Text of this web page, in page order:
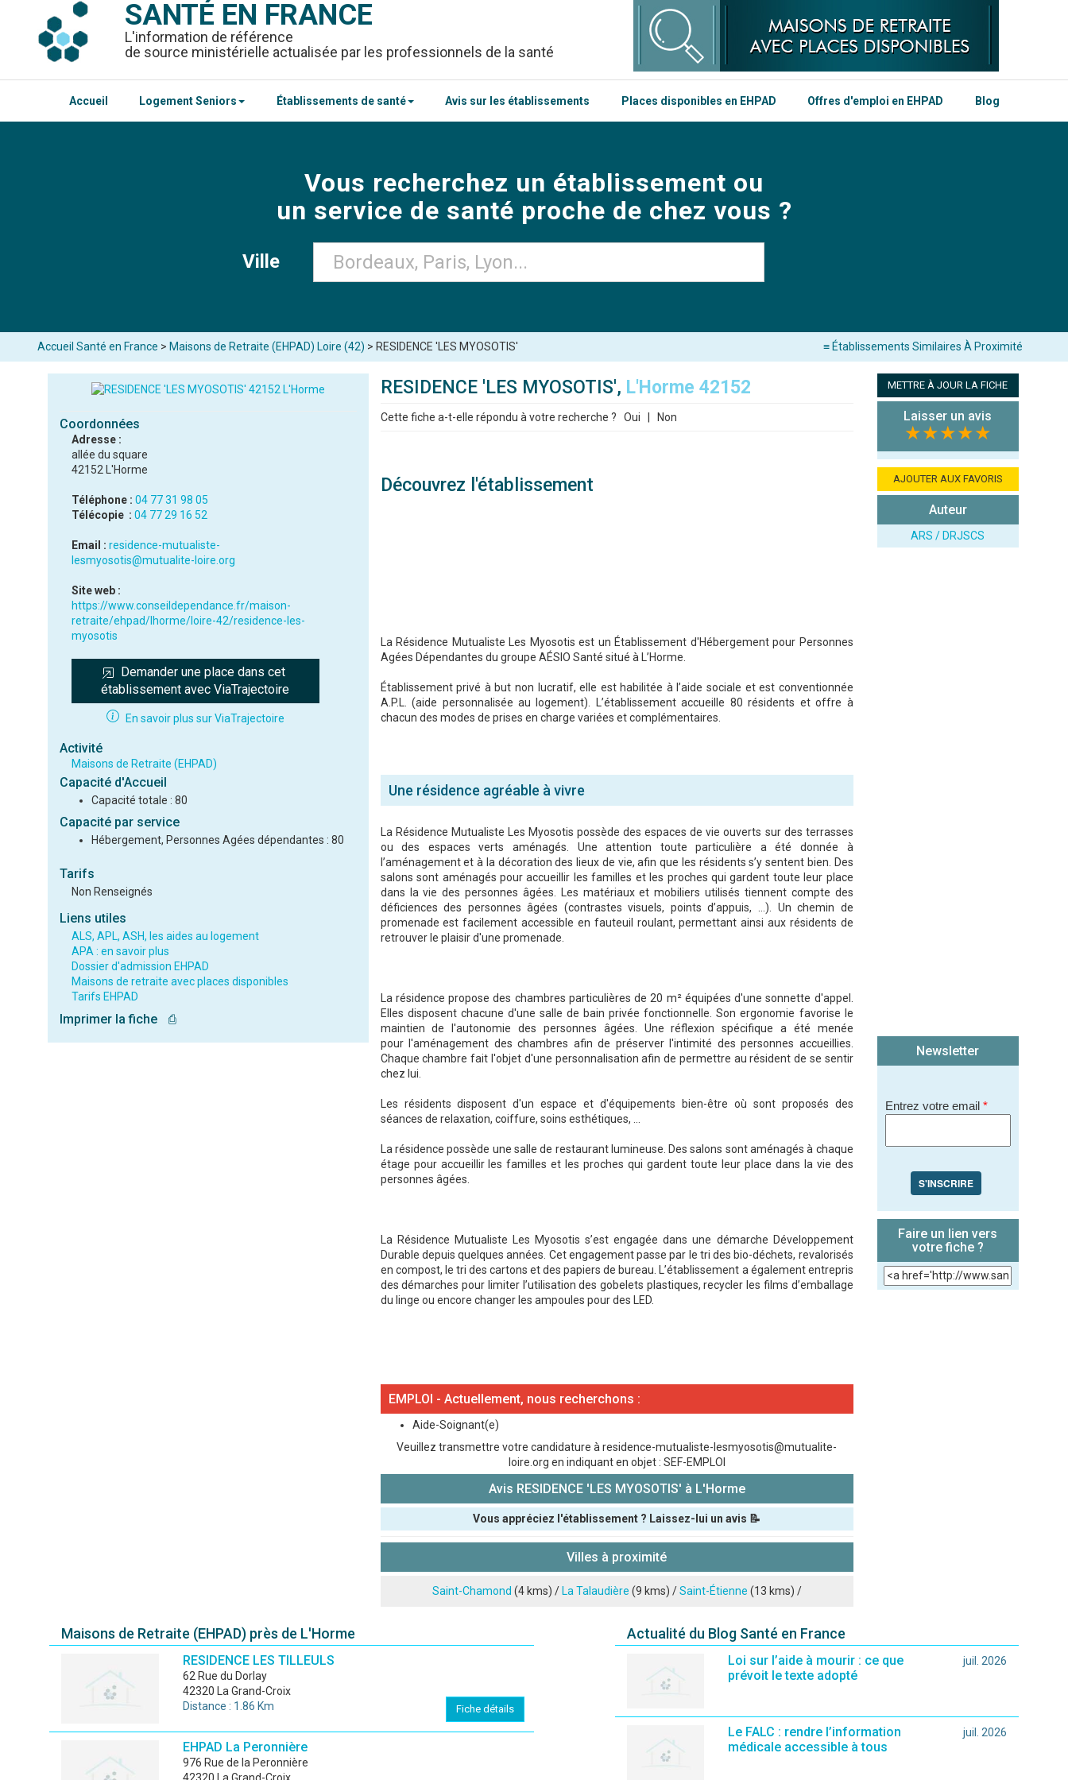
SANTÉ EN FRANCE
L'information de référence
de source ministérielle actualisée par les professionnels de la santé
Accueil Logement Seniors Établissements de santé Avis sur les établissements Places disponibles en EHPAD Offres d'emploi en EHPAD Blog
Vous recherchez un établissement ou
un service de santé proche de chez vous ?
Ville
≡ Établissements Similaires À Proximité
Accueil Santé en France > Maisons de Retraite (EHPAD) Loire (42) > RESIDENCE 'LES MYOSOTIS'
Coordonnées
Adresse :
allée du square
42152 L'Horme
Téléphone : 04 77 31 98 05
Télécopie : 04 77 29 16 52
Email : residence-mutualiste-
lesmyosotis@mutualite-loire.org
Site web :
https://www.conseildependance.fr/maison-
retraite/ehpad/lhorme/loire-42/residence-les-
myosotis
Demander une place dans cet
établissement avec ViaTrajectoire
En savoir plus sur ViaTrajectoire
Activité
Maisons de Retraite (EHPAD)
Capacité d'Accueil
Capacité totale : 80
Capacité par service
Hébergement, Personnes Agées dépendantes : 80
Tarifs
Non Renseignés
Liens utiles
ALS, APL, ASH, les aides au logement
APA : en savoir plus
Dossier d'admission EHPAD
Maisons de retraite avec places disponibles
Tarifs EHPAD
Imprimer la fiche ⎙
RESIDENCE 'LES MYOSOTIS', L'Horme 42152
Cette fiche a-t-elle répondu à votre recherche ? Oui Non
Découvrez l'établissement
La Résidence Mutualiste Les Myosotis est un Établissement d'Hébergement pour Personnes
Agées Dépendantes du groupe AÉSIO Santé situé à L’Horme.
Établissement privé à but non lucratif, elle est habilitée à l’aide sociale et est conventionnée
A.P.L. (aide personnalisée au logement). L’établissement accueille 80 résidents et offre à
chacun des modes de prises en charge variées et complémentaires.
Une résidence agréable à vivre
La Résidence Mutualiste Les Myosotis possède des espaces de vie ouverts sur des terrasses
ou des espaces verts aménagés. Une attention toute particulière a été donnée à
l’aménagement et à la décoration des lieux de vie, afin que les résidents s’y sentent bien. Des
salons sont aménagés pour accueillir les familles et les proches qui gardent toute leur place
dans la vie des personnes âgées. Les matériaux et mobiliers utilisés tiennent compte des
déficiences des personnes âgées (contrastes visuels, points d’appuis, …). Un chemin de
promenade est facilement accessible en fauteuil roulant, permettant ainsi aux résidents de
retrouver le plaisir d'une promenade.
La résidence propose des chambres particulières de 20 m² équipées d'une sonnette d'appel.
Elles disposent chacune d'une salle de bain privée fonctionnelle. Son ergonomie favorise le
maintien de l'autonomie des personnes âgées. Une réflexion spécifique a été menée
pour l'aménagement des chambres afin de préserver l'intimité des personnes accueillies.
Chaque chambre fait l'objet d'une personnalisation afin de permettre au résident de se sentir
chez lui.
Les résidents disposent d'un espace et d'équipements bien-être où sont proposés des
séances de relaxation, coiffure, soins esthétiques, ...
La résidence possède une salle de restaurant lumineuse. Des salons sont aménagés à chaque
étage pour accueillir les familles et les proches qui gardent toute leur place dans la vie des
personnes âgées.
La Résidence Mutualiste Les Myosotis s’est engagée dans une démarche Développement
Durable depuis quelques années. Cet engagement passe par le tri des bio-déchets, revalorisés
en compost, le tri des cartons et des papiers de bureau. L’établissement a également entrepris
des démarches pour limiter l’utilisation des gobelets plastiques, recycler les films d’emballage
du linge ou encore changer les ampoules pour des LED.
EMPLOI - Actuellement, nous recherchons :
Aide-Soignant(e)
Veuillez transmettre votre candidature à residence-mutualiste-lesmyosotis@mutualite-
loire.org en indiquant en objet : SEF-EMPLOI
Avis RESIDENCE 'LES MYOSOTIS' à L'Horme
Vous appréciez l'établissement ? Laissez-lui un avis 📝
Note que vous souhaitez attribuer :
Villes à proximité
Saint-Chamond (4 kms) / La Talaudière (9 kms) /Saint-Étienne (13 kms) /
METTRE À JOUR LA FICHE
Laisser un avis
★★★★★
AJOUTER AUX FAVORIS
Auteur
ARS / DRJSCS
Newsletter
Entrez votre email *
S'INSCRIRE
Faire un lien vers
votre fiche ?
Maisons de Retraite (EHPAD) près de L'Horme
RESIDENCE LES TILLEULS
62 Rue du Dorlay
42320 La Grand-Croix
Distance : 1.86 Km
Fiche détails
EHPAD La Peronnière
976 Rue de la Peronnière
42320 La Grand-Croix
Actualité du Blog Santé en France
Loi sur l’aide à mourir : ce que
prévoit le texte adopté
juil. 2026
Le FALC : rendre l’information
médicale accessible à tous
juil. 2026